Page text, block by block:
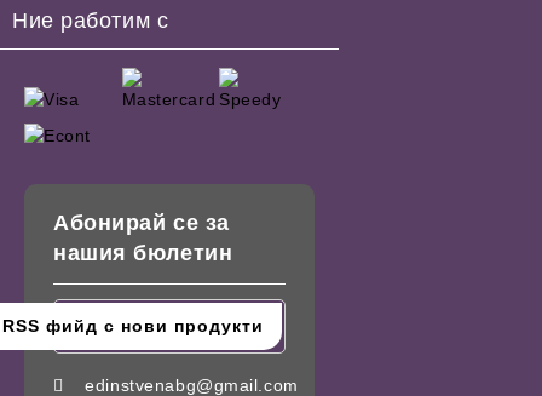
Ние работим с
Абонирай се за
нашия бюлетин
edinstvenabg@gmail.com